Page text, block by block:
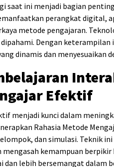
saat ini menjadi bagian
perangkat digital,
metode pengajaran.
Dengan keterampilan
dinamis dan menyesuaikan
Efektif
menjadi kunci dalam
Rahasia Metode
dan simulasi. Teknik
mengasah kemampuan
dan lebih bersemangat dalam